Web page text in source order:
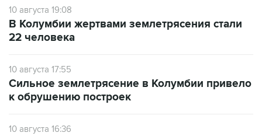
10 августа 19:08
В Колумбии жертвами землетрясения стали
22 человека
10 августа 17:55
Сильное землетрясение в Колумбии привело
к обрушению построек
10 августа 16:36